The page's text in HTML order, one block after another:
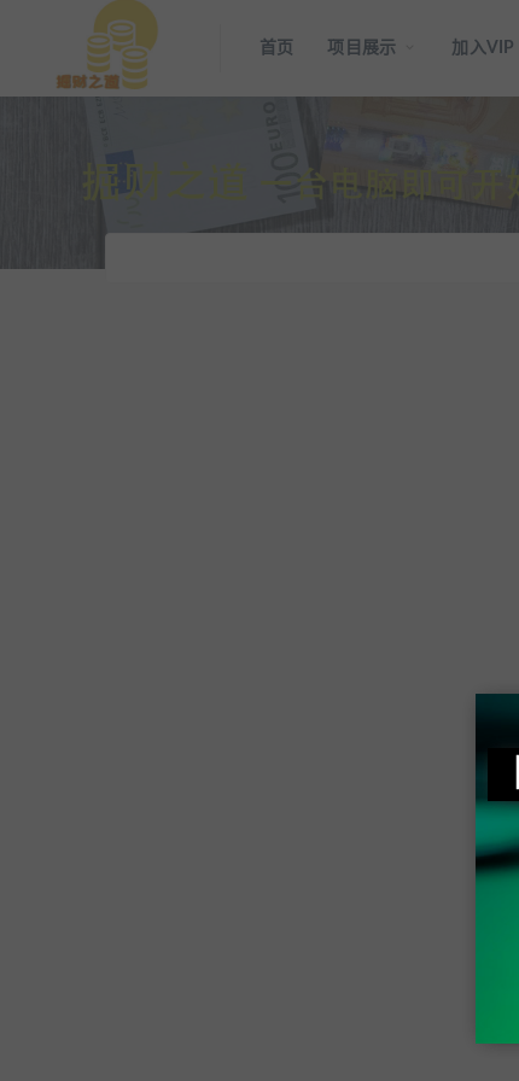
首页 项目展示 加入VIP